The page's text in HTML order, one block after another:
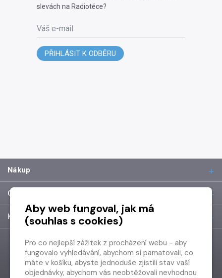
slevách na Radiotéce?
Váš e-mail
PŘIHLÁSIT K ODBĚRU
Nákup
O společnosti
Kontakt
Aby web fungoval, jak má
(souhlas s cookies)
Pro co nejlepší zážitek z procházení webu - aby
fungovalo vyhledávání, abychom si pamatovali, co
máte v košíku, abyste jednoduše zjistili stav vaší
objednávky, abychom vás neobtěžovali nevhodnou